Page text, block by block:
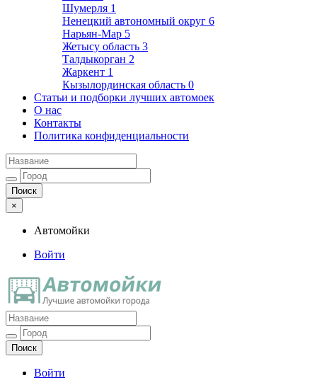
Шумерля 1
Ненецкий автономный округ 6
Нарьян-Мар 5
Жетысу область 3
Талдыкорган 2
Жаркент 1
Кызылординская область 0
Статьи и подборки лучших автомоек
О нас
Контакты
Политика конфиденциальности
×
Автомойки
Войти
Автомойки
Ещё один сайт на WordPress
Войти